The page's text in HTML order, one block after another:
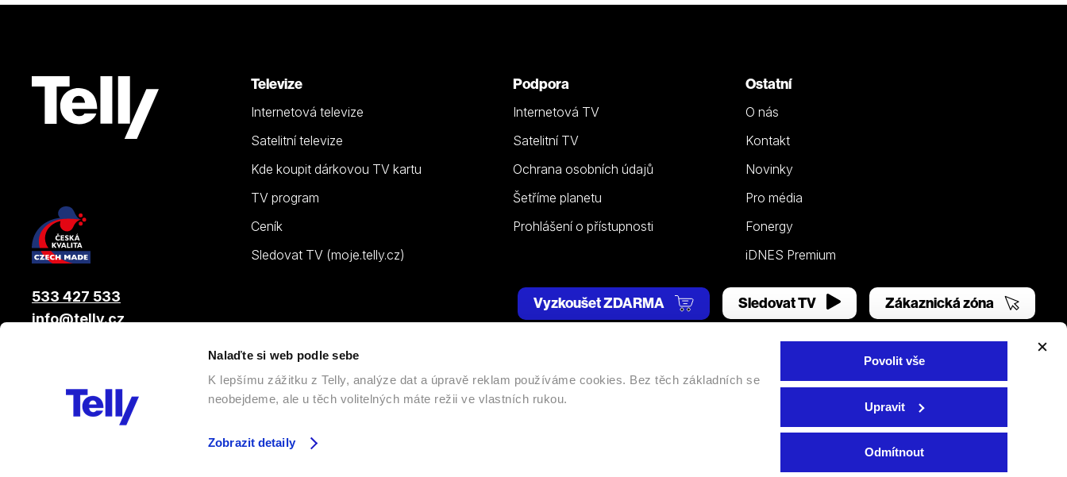
Nalaďte si web podle sebe
K lepšímu zážitku z Telly, analýze dat a úpravě reklam používáme cookies. Bez těch základních se
neobejdeme, ale u těch volitelných máte režii ve vlastních rukou.
Zobrazit detaily
Povolit vše
Upravit
Odmítnout
Televize
Internetová televize
Satelitní televize
Kde koupit dárkovou TV kartu
TV program
Ceník
Sledovat TV (moje.telly.cz)
Podpora
Internetová TV
Satelitní TV
Ochrana osobních údajů
Šetříme planetu
Prohlášení o přístupnosti
Ostatní
O nás
Kontakt
Novinky
Pro média
Fonergy
iDNES Premium
533 427 533
info@telly.cz
Vyzkoušet ZDARMA Sledovat TV Zákaznická zóna
, člen skupiny LAMA ENERGY GROUP | Všechna práva vyhrazena. |Nastavení cookies